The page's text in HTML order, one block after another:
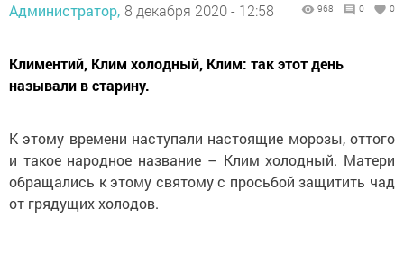
Администратор, 8 декабря 2020 - 12:58 968 0 0
Климентий, Клим холодный, Клим: так этот день
называли в старину.
К этому времени наступали настоящие морозы, оттого
и такое народное название – Клим холодный. Матери
обращались к этому святому с просьбой защитить чад
от грядущих холодов.